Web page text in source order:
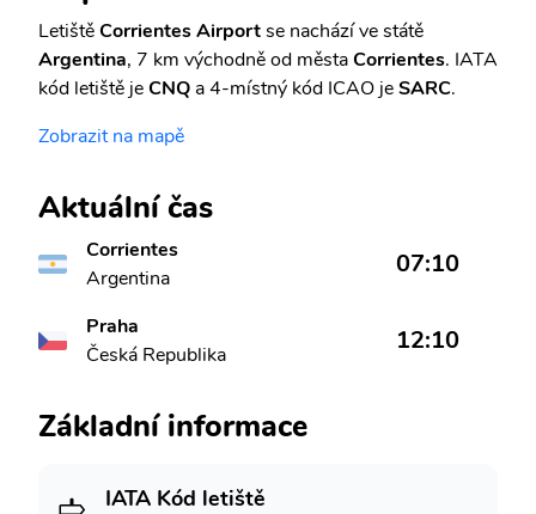
LetištěCorrientes Airportse nachází ve státě
Argentina, 7 km východně od městaCorrientes. IATA
kód letiště jeCNQ a 4-místný kód ICAO jeSARC.
Zobrazit na mapě
Aktuální čas
Corrientes
Argentina
07:10
Praha
Česká Republika
12:10
Základní informace
IATA Kód letiště